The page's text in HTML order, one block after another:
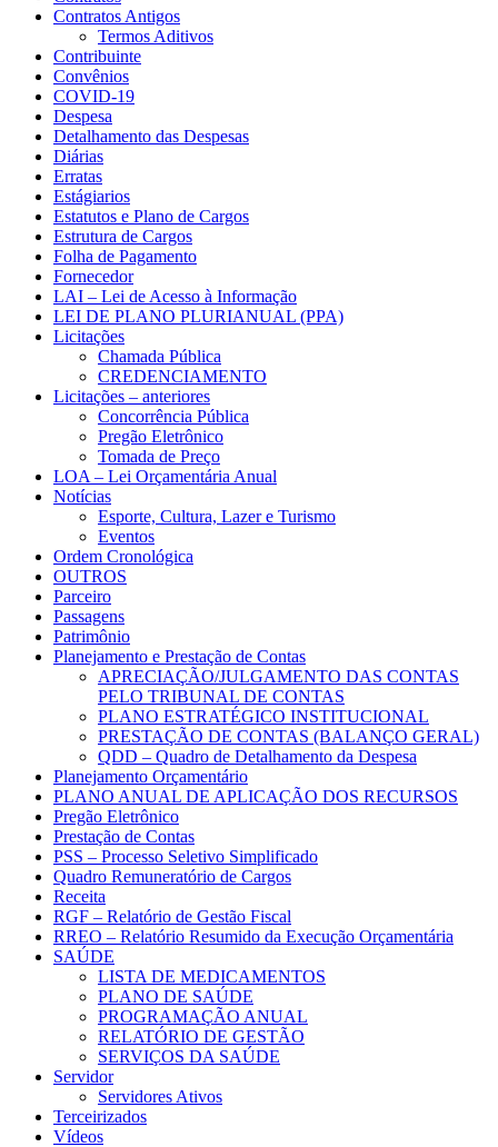
Contratos Antigos
Termos Aditivos
Contribuinte
Convênios
COVID-19
Despesa
Detalhamento das Despesas
Diárias
Erratas
Estágiarios
Estatutos e Plano de Cargos
Estrutura de Cargos
Folha de Pagamento
Fornecedor
LAI – Lei de Acesso à Informação
LEI DE PLANO PLURIANUAL (PPA)
Licitações
Chamada Pública
CREDENCIAMENTO
Licitações – anteriores
Concorrência Pública
Pregão Eletrônico
Tomada de Preço
LOA – Lei Orçamentária Anual
Notícias
Esporte, Cultura, Lazer e Turismo
Eventos
Ordem Cronológica
OUTROS
Parceiro
Passagens
Patrimônio
Planejamento e Prestação de Contas
APRECIAÇÃO/JULGAMENTO DAS CONTAS
PELO TRIBUNAL DE CONTAS
PLANO ESTRATÉGICO INSTITUCIONAL
PRESTAÇÃO DE CONTAS (BALANÇO GERAL)
QDD – Quadro de Detalhamento da Despesa
Planejamento Orçamentário
PLANO ANUAL DE APLICAÇÃO DOS RECURSOS
Pregão Eletrônico
Prestação de Contas
PSS – Processo Seletivo Simplificado
Quadro Remuneratório de Cargos
Receita
RGF – Relatório de Gestão Fiscal
RREO – Relatório Resumido da Execução Orçamentária
SAÚDE
LISTA DE MEDICAMENTOS
PLANO DE SAÚDE
PROGRAMAÇÃO ANUAL
RELATÓRIO DE GESTÃO
SERVIÇOS DA SAÚDE
Servidor
Servidores Ativos
Terceirizados
Vídeos